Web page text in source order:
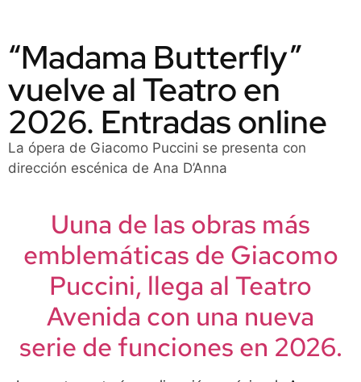
“Madama Butterfly”
vuelve al Teatro en
2026. Entradas online
La ópera de Giacomo Puccini se presenta con
dirección escénica de Ana D’Anna
Uuna de las obras más
emblemáticas de Giacomo
Puccini, llega al Teatro
Avenida con una nueva
serie de funciones en 2026.